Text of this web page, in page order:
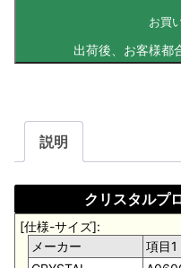
お買
説明
クリスタルプ
[仕様-サイズ]:
メーカー
項目1